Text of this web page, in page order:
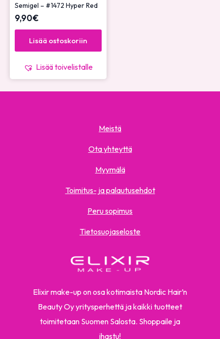
Semigel – #1472 Hyper Red
9,90€
Lisää ostoskoriin
Lisää toivelistalle
Elixir make-up on osa kotimaista Nordic Hair’n
Beauty Oy yritysperhettä ja kaikki tuotteet
toimitetaan Suomen Salosta. Shoppaile ja
ihastu!
Meistä
Ota yhteyttä
Myymälä
Toimitus- ja palautusehdot
Peru sopimus
Tietosuojaseloste